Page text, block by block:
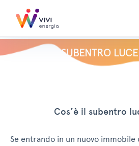
SUBENTRO
Cos’è il subentro
Se entrando in un nuovo